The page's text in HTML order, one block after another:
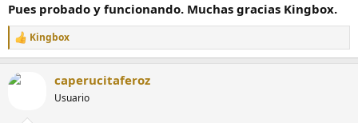
Pues probado y funcionando. Muchas gracias Kingbox.
R
e
c
Kingbox
caperucitaferoz
Usuario